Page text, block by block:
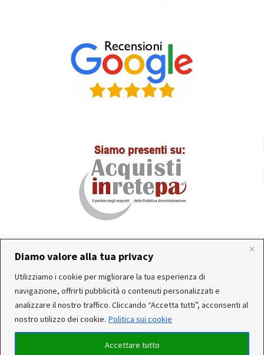
Diamo valore alla tua privacy
Utilizziamo i cookie per migliorare la tua esperienza di
navigazione, offrirti pubblicità o contenuti personalizzati e
analizzare il nostro traffico. Cliccando “Accetta tutti”, acconsenti al
nostro utilizzo dei cookie. Politica sui cookie
Accettare tutto
In occasione delle FERIE ESTIVE, alcune aziende
produttrici e corrieri potrebbero sospendere o rallentare
temporaneamente le attività. Per questo motivo, gli
ordini di alcuni reparti (Utensileria - Ferramenta - arredo)
ricevuti, potrebbero essere CONSEGNATI DOPO IL 25-08-
Servizio clienti attivo: Da Lunedì a Venerdì dalle 10:30 alle
12:30 e dalle 15:30 alle 17:30